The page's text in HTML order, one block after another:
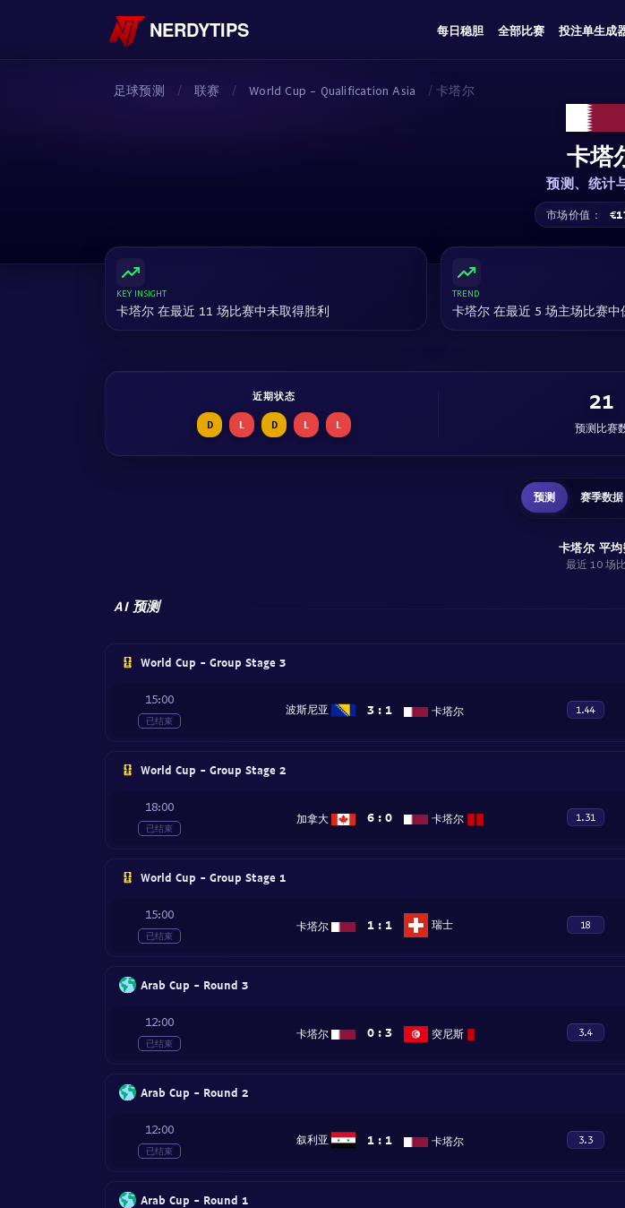
NERDYTIPS 每日稳胆 全部比赛 投注单生成
足球预测 / 联赛 / World Cup - Qualification Asia / 卡塔尔
卡塔
预测、统计
市场价值：
KEY INSIGHT
卡塔尔 在最近 11 场比赛中未取得胜利
TREND
卡塔尔 在最近 5 场主场比赛中
近期状态
D L D L L
21
预测比赛
预测 赛季数据
卡塔尔 平均
最近 10 场
AI 预测
World Cup - Group Stage 3
15:00
已结束
波斯尼亚 3 : 1 卡塔尔 1.44
World Cup - Group Stage 2
18:00
已结束
加拿大 6 : 0 卡塔尔 1.31
World Cup - Group Stage 1
15:00
已结束
卡塔尔 1 : 1 瑞士 18
Arab Cup - Round 3
12:00
已结束
卡塔尔 0 : 3 突尼斯 3.4
Arab Cup - Round 2
12:00
已结束
叙利亚 1 : 1 卡塔尔 3.3
Arab Cup - Round 1